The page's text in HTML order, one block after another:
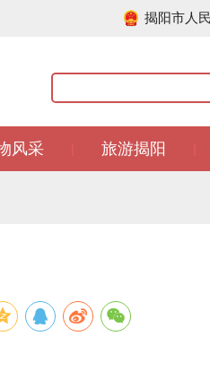
揭阳市人
风采 旅游揭阳